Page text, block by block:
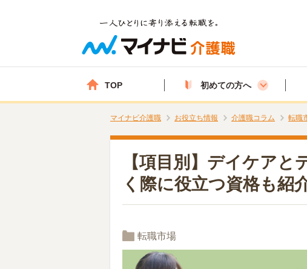
TOP 初めての方へ
マイナビ介護職 お役立ち情報 介護職コラム 転職
【項目別】デイケア
く際に役立つ資格も紹
転職市場